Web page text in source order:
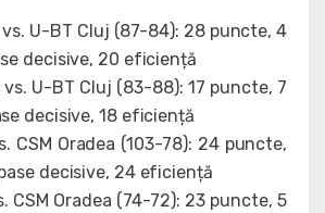
vs. U-BT Cluj (87-84): 28 puncte, 4
decisive, 20 eficiență
vs. U-BT Cluj (83-88): 17 puncte, 7
decisive, 18 eficiență
CSM Oradea (103-78): 24 puncte,
decisive, 24 eficiență
CSM Oradea (74-72): 23 puncte, 5